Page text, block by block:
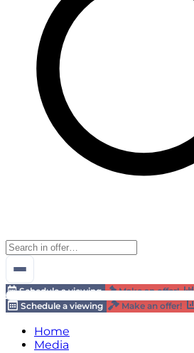
Schedule a viewing Make an offer!
Schedule a viewing
Make an offer!
Home
Media